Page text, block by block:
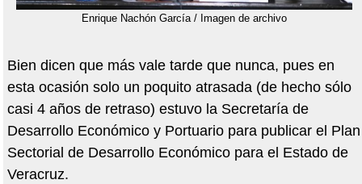
Enrique Nachón García / Imagen de archivo
Bien dicen que más vale tarde que nunca, pues en
esta ocasión solo un poquito atrasada (de hecho sólo
casi 4 años de retraso) estuvo la Secretaría de
Desarrollo Económico y Portuario para publicar el Plan
Sectorial de Desarrollo Económico para el Estado de
Veracruz.